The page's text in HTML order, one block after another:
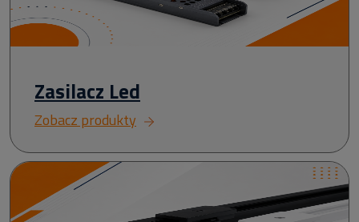
Zasilacz Led
Zobacz produkty